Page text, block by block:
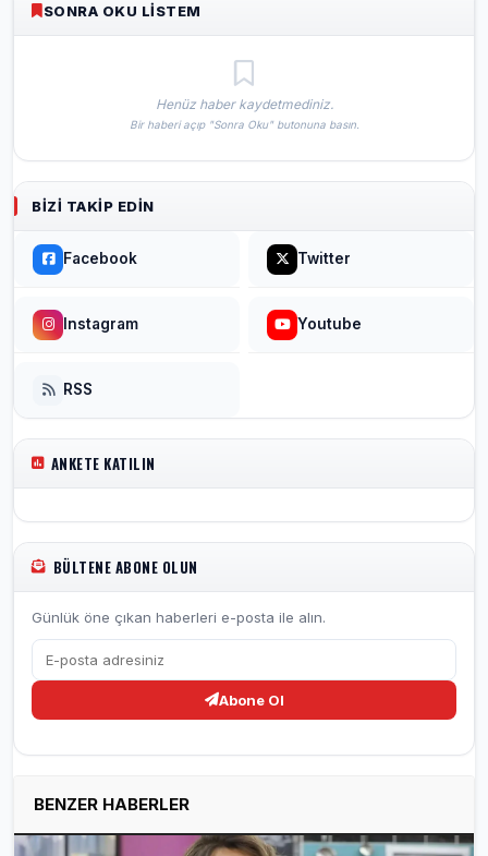
SONRA OKU LISTEM
Henüz haber kaydetmediniz.
Bir haberi açıp "Sonra Oku" butonuna basın.
BIZI TAKIP EDIN
Facebook Twitter
Instagram Youtube
RSS
ANKETE KATILIN
BÜLTENE ABONE OLUN
Günlük öne çıkan haberleri e-posta ile alın.
Abone Ol
BENZER HABERLER